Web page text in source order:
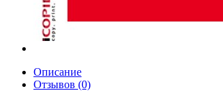
Описание
Отзывов (0)